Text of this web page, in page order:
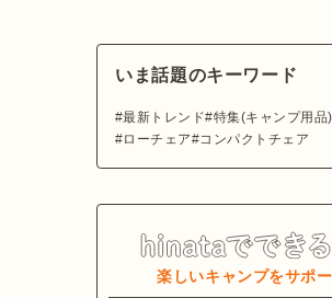
いま話題のキーワード
最新トレンド 特集(キャンプ用品)
ローチェア
コンパクトチェア
楽しいキャンプをサポー